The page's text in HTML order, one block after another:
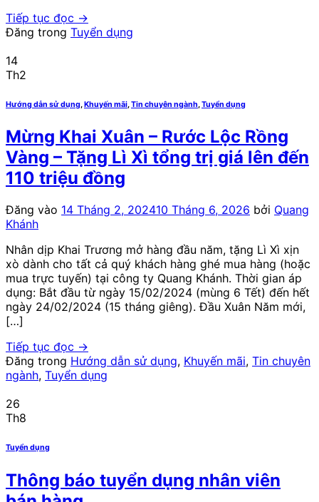
Tiếp tục đọc →
Đăng trong Tuyển dụng
14
Th2
Hướng dẫn sử dụng Khuyến mãi Tin chuyên ngành Tuyển dụng
Mừng Khai Xuân – Rước Lộc Rồng
Vàng – Tặng Lì Xì tổng trị giá lên đến
110 triệu đồng
Đăng vào 14 Tháng 2, 202410 Tháng 6, 2026 bởi Quang
Khánh
Nhân dịp Khai Trương mở hàng đầu năm, tặng Lì Xì xịn
xò dành cho tất cả quý khách hàng ghé mua hàng (hoặc
mua trực tuyến) tại công ty Quang Khánh. Thời gian áp
dụng: Bắt đầu từ ngày 15/02/2024 (mùng 6 Tết) đến hết
ngày 24/02/2024 (15 tháng giêng). Đầu Xuân Năm mới,
[…]
Tiếp tục đọc →
Đăng trong Hướng dẫn sử dụng, Khuyến mãi, Tin chuyên
ngành, Tuyển dụng
26
Th8
Tuyển dụng
Thông báo tuyển dụng nhân viên